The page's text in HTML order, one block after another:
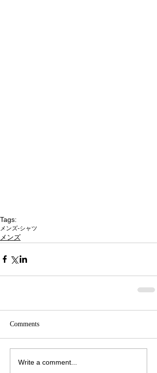
Tags:
メンズ-シャツ
メンズ
Comments
Write a comment...